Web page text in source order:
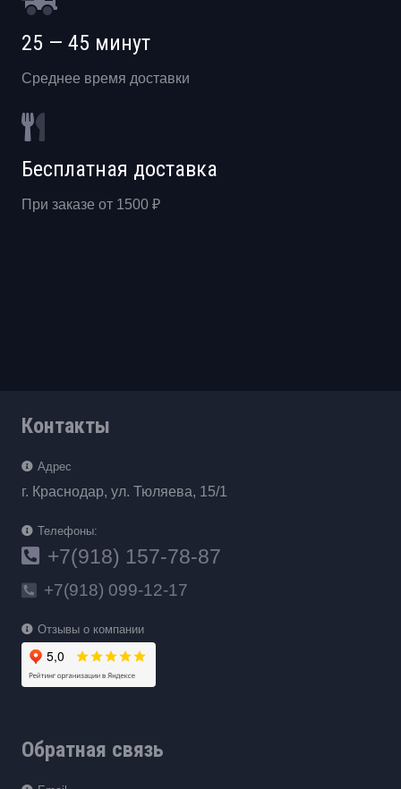
25 — 45 минут
Среднее время доставки
Бесплатная доставка
При заказе от 1500 ₽
Контакты
Адрес
г. Краснодар, ул. Тюляева, 15/1
Телефоны:
+7(918) 157-78-87
+7(918) 099-12-17
Отзывы о компании
Обратная связь